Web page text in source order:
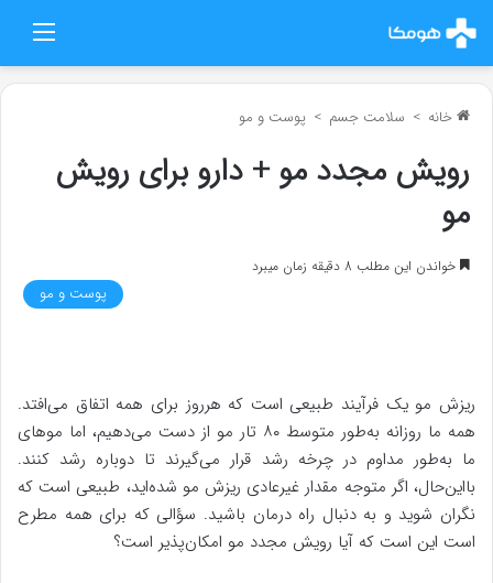
خانه > سلامت جسم > پوست و مو
رویش مجدد مو + دارو برای رویش
مو
خواندن این مطلب 8 دقیقه زمان میبرد
پوست و مو
ریزش مو یک فرآیند طبیعی است که هرروز برای همه اتفاق می‌افتد.
همه ما روزانه به‌طور متوسط ۸۰ تار مو از دست می‌دهیم، اما موهای
ما به‌طور مداوم در چرخه رشد قرار می‌گیرند تا دوباره رشد کنند.
بااین‌حال، اگر متوجه مقدار غیرعادی ریزش مو شده‌اید، طبیعی است که
نگران شوید و به دنبال راه درمان باشید. سؤالی که برای همه مطرح
است این است که آیا رویش مجدد مو امکان‌پذیر است؟